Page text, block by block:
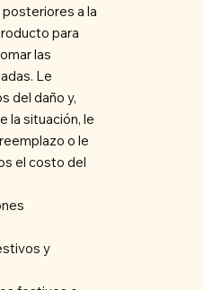
a la
para
las
Le
del daño y,
la situación, le
o le
el costo del
y